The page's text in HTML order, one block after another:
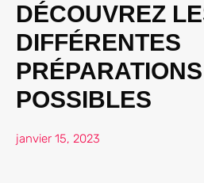
DÉCOUVREZ
DIFFÉRENTES
PRÉPARATIONS
POSSIBLES
janvier 15, 2023